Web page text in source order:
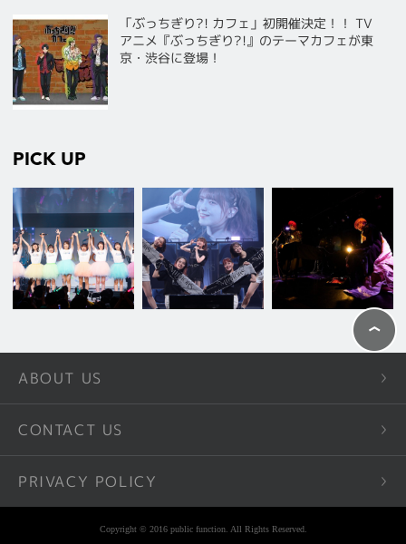
「ぶっちぎり?! カフェ」初開催決定！！ TV
アニメ『ぶっちぎり?!』のテーマカフェが東
京・渋谷に登場！
PICK UP
ABOUT US
CONTACT US
PRIVACY POLICY
Copyright © 2016 public function. All Rights Reserved.